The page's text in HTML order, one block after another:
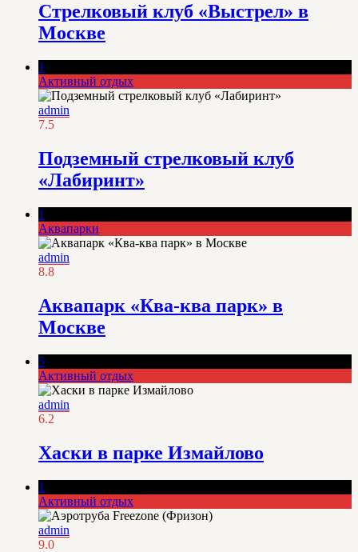
Стрелковый клуб «Выстрел» в
Москве
1
Активный отдых
admin
7.5
Подземный стрелковый клуб
«Лабиринт»
1
Аквапарки
admin
8.8
Аквапарк «Ква-ква парк» в
Москве
5
Активный отдых
admin
6.2
Хаски в парке Измайлово
1
Активный отдых
admin
9.0